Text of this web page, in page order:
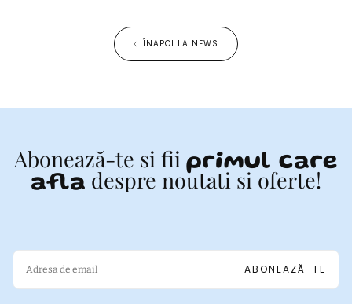
ÎNAPOI LA NEWS
Abonează-te si fiiprimul care
afla despre noutati si oferte!
EMAIL
ABONEAZĂ-TE